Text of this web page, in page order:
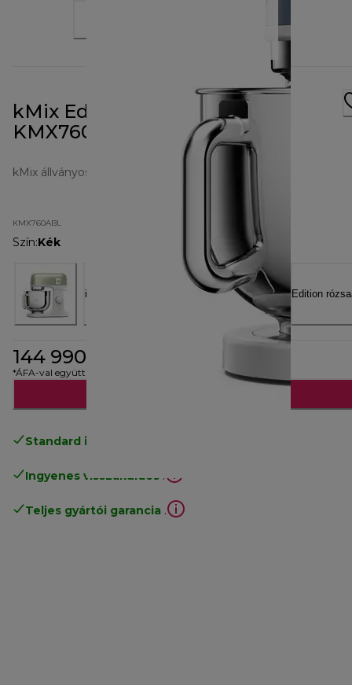
kMix Editions Juniper kék
KMX760ABL
kMix állványos mixerek
KMX760ABL
Szín:Kék
144 990 Ft
*ÁFA-val együtt
Standard ingyenes kiszállítás
Ingyenes visszaküldés .
Teljes gyártói garancia .